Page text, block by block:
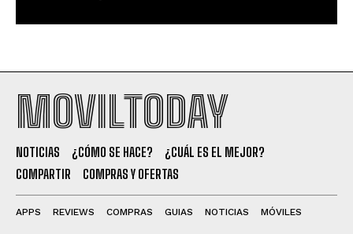
MOVILTODAY
NOTICIAS ¿CÓMO SE HACE?
¿CUÁL ES EL MEJOR?
COMPARTIR
COMPRAS Y OFERTAS
APPS REVIEWS COMPRAS GUIAS NOTICIAS MÓVILES